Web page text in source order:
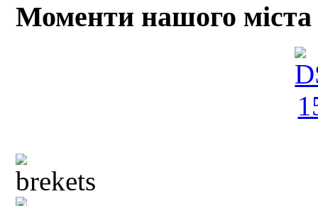
Моменти нашого міста